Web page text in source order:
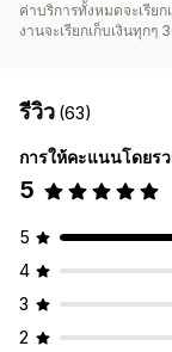
ค่าบริการทั้งหมดจะเรีย
งานจะเรียกเก็บเงินทุกๆ
รีวิว (63)
การให้คะแนนโดยร
5
5
4
3
2